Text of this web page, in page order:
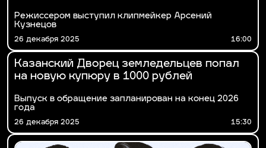
Режиссером выступил клипмейкер Арсений
Кузнецов
26 декабря 2025 16:00
Казанский Дворец земледельцев попал
на новую купюру в 1000 рублей
Выпуск в обращение запланирован на конец 2026
года
26 декабря 2025 15:30